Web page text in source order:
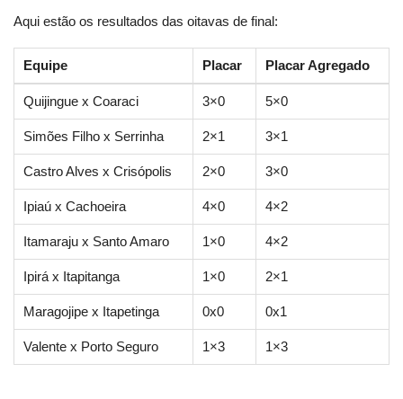
Aqui estão os resultados das oitavas de final:
Equipe Placar Placar Agregado
Quijingue x Coaraci 3×0 5×0
Simões Filho x Serrinha 2×1 3×1
Castro Alves x Crisópolis 2×0 3×0
Ipiaú x Cachoeira 4×0 4×2
Itamaraju x Santo Amaro 1×0 4×2
Ipirá x Itapitanga 1×0 2×1
Maragojipe x Itapetinga 0x0 0x1
Valente x Porto Seguro 1×3 1×3